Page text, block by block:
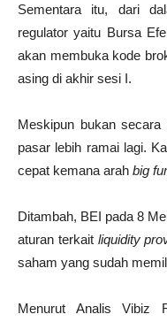
Sementara itu, dari
regulator yaitu Bursa
akan membuka kode
asing di akhir sesi I.
Meskipun bukan secara
pasar lebih ramai lagi.
cepat kemana arah big
Ditambah, BEI pada 8
aturan terkait liquidity
saham yang sudah
Menurut Analis Vibiz